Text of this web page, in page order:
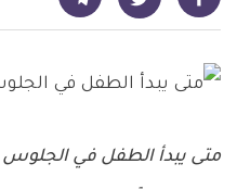
متى يبدأ الطفل في الجلوس